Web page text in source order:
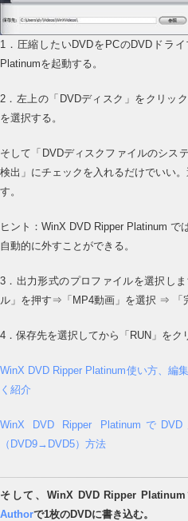
1．圧縮したいDVDをPCのDVDドラ
Platinumを起動する。
2．左上の「DVDディスク」をクリッ
を選択する。
そして「DVDディスクファイルのシス
検出」にチェックを入れるだけでいい
す。
ヒント：WinX DVD Ripper Platinum で
自動的に外すことができる。
3．出力形式のプロファイルを選択し
ル」を押す⇒「MP4動画」を選択 ⇒ 「
4．保存先を選択してから「RUN」をク
WinX DVD Ripper Platinum使い方、編
く紹介
WinX DVD Ripper Platinumで
（DVD9→DVD5）方法
そして、WinX DVD Ripper
Authorで1枚のDVDに書き込む。